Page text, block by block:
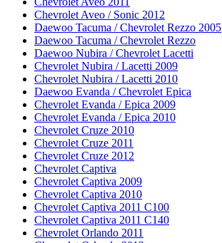
Chevrolet Aveo / Sonic 2012
Daewoo Tacuma / Chevrolet Rezzo 2005
Daewoo Tacuma / Chevrolet Rezzo
Daewoo Nubira / Chevrolet Lacetti
Chevrolet Nubira / Lacetti 2009
Chevrolet Nubira / Lacetti 2010
Daewoo Evanda / Chevrolet Epica
Chevrolet Evanda / Epica 2009
Chevrolet Evanda / Epica 2010
Chevrolet Cruze 2010
Chevrolet Cruze 2011
Chevrolet Cruze 2012
Chevrolet Captiva
Chevrolet Captiva 2009
Chevrolet Captiva 2010
Chevrolet Captiva 2011 C100
Chevrolet Captiva 2011 C140
Chevrolet Orlando 2011